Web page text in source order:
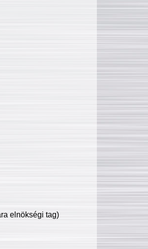
elnökségi tag)